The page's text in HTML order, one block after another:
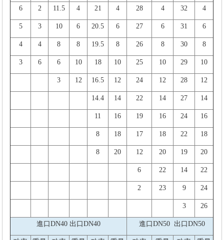
6 2 11.5 4 21 4 28 4 32 4
5 3 10 6 20.5 6 27 6 31 6
4 4 8 8 19.5 8 26 8 30 8
3 6 6 10 18 10 25 10 29 10
3 12 16.5 12 24 12 28 12
14.4 14 22 14 27 14
11 16 19 16 24 16
8 18 17 18 22 18
8 20 12 20 19 20
6 22 14 22
2 23 9 24
3 26
進口DN40 出口DN40 進口DN50 出口DN50